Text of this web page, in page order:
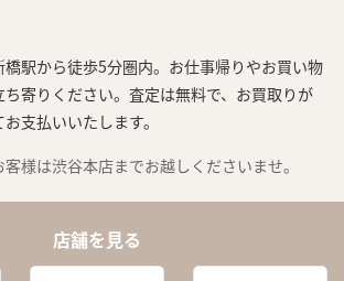
駅から徒歩5分圏内。お仕事帰りやお買い物
寄りください。査定は無料で、お買取りが
支払いいたします。
様は渋谷本店までお越しくださいませ。
店舗を見る
かんたん30秒でお試し査定